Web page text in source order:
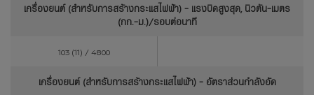
เครื่องยนต์ (สำหรับการสร้างกระแสไฟฟ้า) - แรงบิดสูงสุด, นิวตัน-เมตร
(กก.-ม.)/รอบต่อนาที
103 (11) / 4800
เครื่องยนต์ (สำหรับการสร้างกระแสไฟฟ้า) - อัตราส่วนกำลังอัด